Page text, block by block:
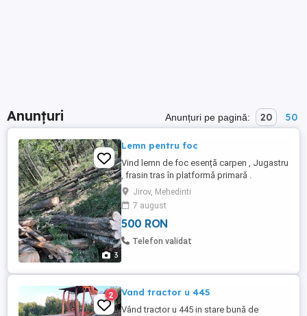
Anunțuri Anunțuri pe pagină: 20 50
3
Lemn pentru foc
Vind lemn de foc esență carpen , Jugastru
, frasin tras în platformă primară .
Jirov, Mehedinti
7 august
500 RON
Telefon validat
2 Vand tractor u 445
Vând tractor u 445 in stare bună de